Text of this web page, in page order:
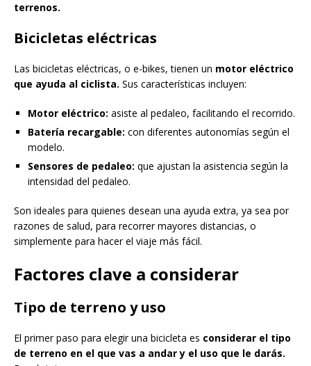
terrenos.
Bicicletas eléctricas
Las bicicletas eléctricas, o e-bikes, tienen un motor eléctrico
que ayuda al ciclista. Sus características incluyen:
Motor eléctrico: asiste al pedaleo, facilitando el recorrido.
Batería recargable: con diferentes autonomías según el
modelo.
Sensores de pedaleo: que ajustan la asistencia según la
intensidad del pedaleo.
Son ideales para quienes desean una ayuda extra, ya sea por
razones de salud, para recorrer mayores distancias, o
simplemente para hacer el viaje más fácil.
Factores clave a considerar
Tipo de terreno y uso
El primer paso para elegir una bicicleta es considerar el tipo
de terreno en el que vas a andar y el uso que le darás.